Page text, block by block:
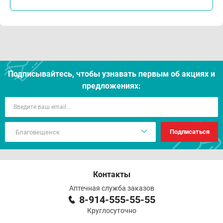
Подписывайтесь, чтобы узнавать первым об акцияx и
предложениях:
Подписаться
Контакты
Аптечная служба заказов
8-914-555-55-55
Круглосуточно